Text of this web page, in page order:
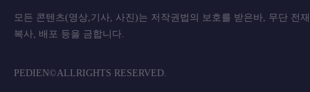
모든 콘텐츠(영상,기사, 사진)는 저작권법의 보호를 받은바, 무단 전
복사, 배포 등을 금합니
PEDIEN©ALLRIGHTS RESERVED.